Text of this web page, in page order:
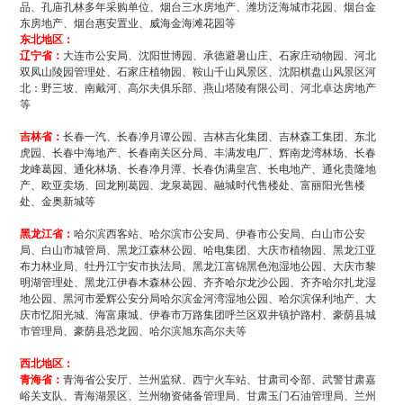
品、孔庙孔林多年采购单位、烟台三水房地产、潍坊泛海城市花园、烟台金
东房地产、烟台惠安置业、威海金海滩花园等
东北地区：
辽宁省： 大连市公安局、沈阳世博园、承德避暑山庄、石家庄动物园、河北
双凤山陵园管理处、石家庄植物园、鞍山千山风景区、沈阳棋盘山风景区河
北：野三坡、南戴河、高尔夫俱乐部、燕山塔陵有限公司、河北卓达房地产
等
吉林省：长春一汽、长春净月谭公园、吉林吉化集团、吉林森工集团、东北
虎园、长春中海地产、长春南关区分局、丰满发电厂、辉南龙湾林场、长春
龙峰葛园、通化林场、长春净月潭、长春伪满皇宫、长电地产、通化贵隆地
产、欧亚卖场、回龙刚葛园、龙泉葛园、融城时代售楼处、富丽阳光售楼
处、金奥新城等
黑龙江省：哈尔滨西客站、哈尔滨市公安局、伊春市公安局、白山市公安
局、白山市城管局、黑龙江森林公园、哈电集团、大庆市植物园、黑龙江亚
布力林业局、牡丹江宁安市执法局、黑龙江富锦黑色泡湿地公园、大庆市黎
明湖管理处、黑龙江伊春木森林公园、齐齐哈尔龙沙公园、齐齐哈尔扎龙湿
地公园、黑河市爱辉公安分局哈尔滨金河湾湿地公园、哈尔滨保利地产、大
庆市忆阳光城、海富康城、伊春市万路集团呼兰区双井镇护路村、豪荫县城
市管理局、豪荫县恐龙园、哈尔滨旭东高尔夫等
西北地区：
青海省：青海省公安厅、兰州监狱、西宁火车站、甘肃司令部、武警甘肃嘉
峪关支队、青海湖景区、兰州物资储备管理局、甘肃玉门石油管理局、兰州